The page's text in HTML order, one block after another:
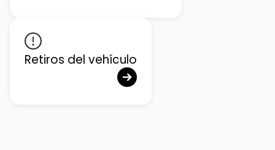
Retiros del vehículo